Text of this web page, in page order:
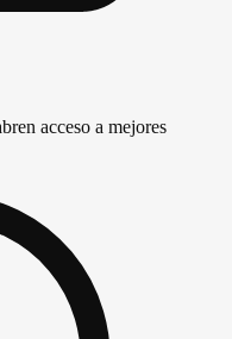
acceso a mejores